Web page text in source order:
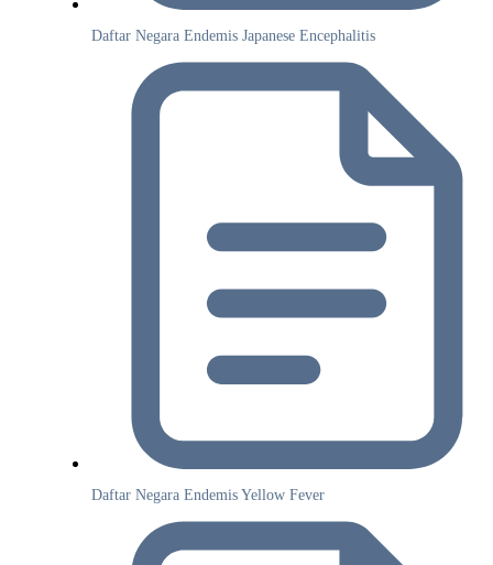
Daftar Negara Endemis Japanese Encephalitis
Daftar Negara Endemis Yellow Fever